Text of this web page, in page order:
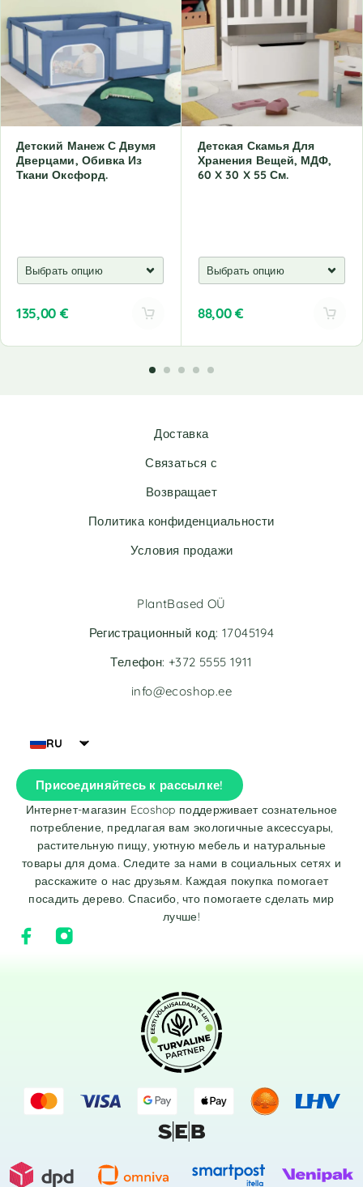
Детский Манеж С Двумя
Дверцами, Обивка Из
Ткани Оксфорд.
135,00 €
Детская Скамья Для
Хранения Вещей, МДФ,
60 X 30 X 55 См.
88,00€
t
a
v
:
Доставка
Связаться с
Возвращает
Политика конфиденциальности
Условия продажи
RU
Присоединяйтесь к рассылке!
Интернет-магазин Ecoshop поддерживает сознательное
потребление, предлагая вам экологичные аксессуары,
растительную пищу, уютную мебель и натуральные
товары для дома. Следите за нами в социальных сетях и
расскажите о нас друзьям. Каждая покупка помогает
посадить дерево. Спасибо, что помогаете сделать мир
лучше!
PlantBased OÜ
Регистрационный код: 17045194
Телефон: +372 5555 1911
info@ecoshop.ee